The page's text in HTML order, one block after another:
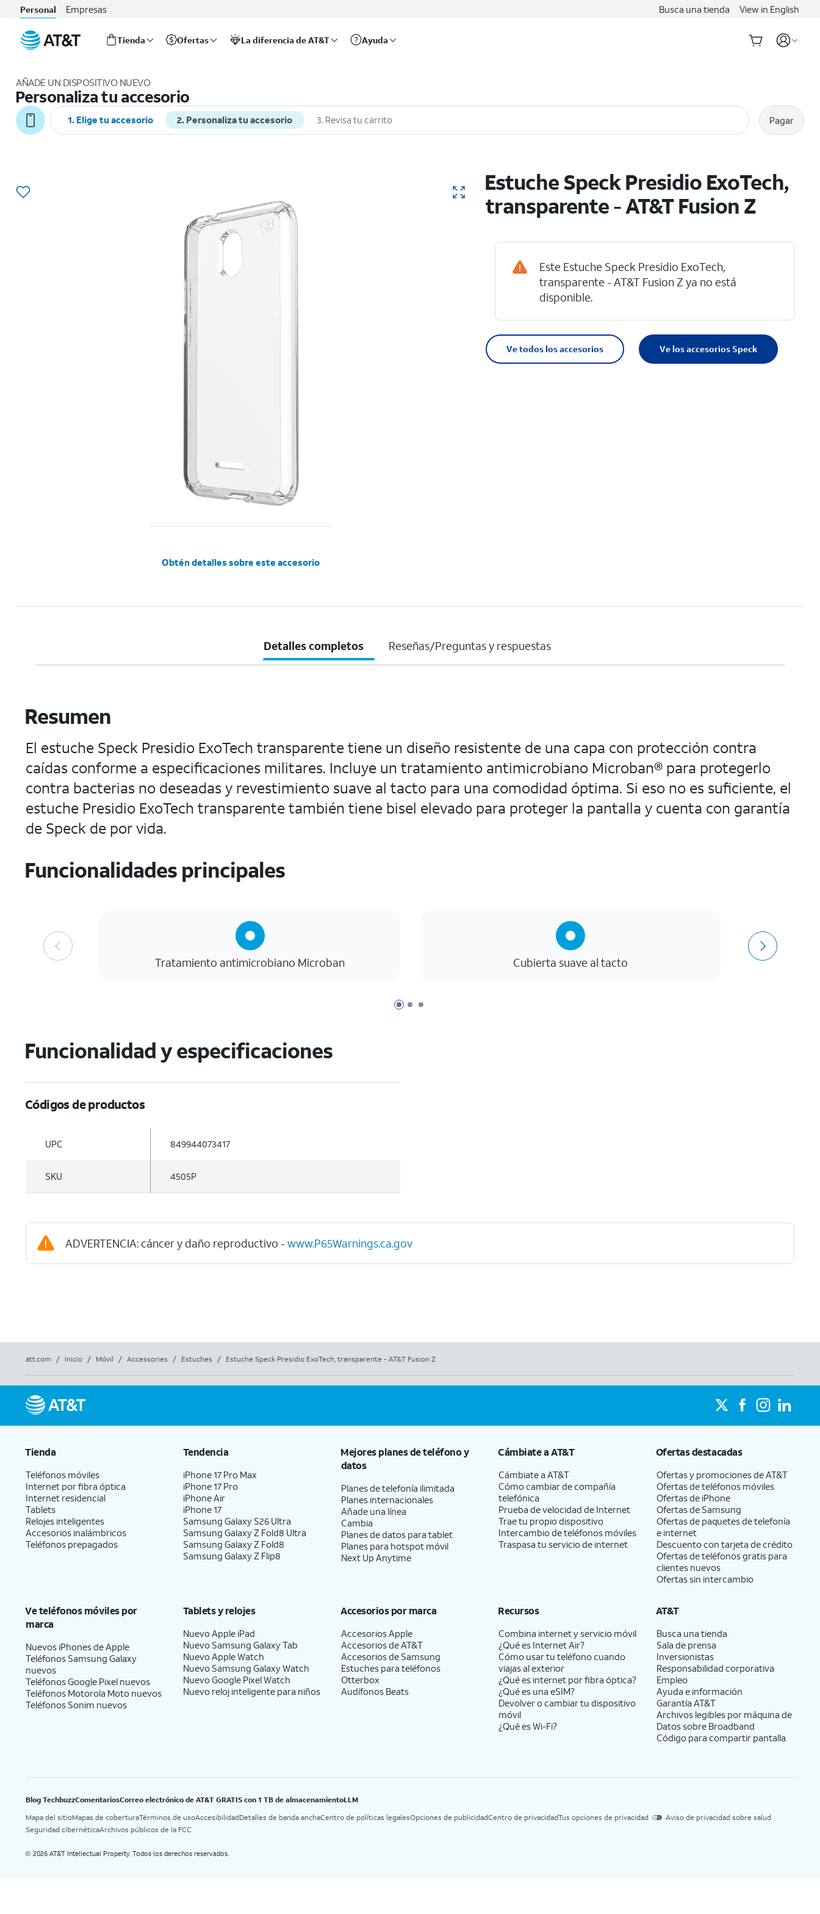
Personal Empresas Busca una tienda View in English
Tienda Ofertas La diferencia de AT&T Ayuda
AÑADE UN DISPOSITIVO NUEVO
Personaliza tu accesorio
1. Elige tu accesorio 2. Personaliza tu accesorio 3. Revisa tu carrito Pagar
Obtén detalles sobre este accesorio
Estuche Speck Presidio ExoTech,
transparente - AT&T Fusion Z
Este Estuche Speck Presidio ExoTech,
transparente - AT&T Fusion Z ya no está
disponible.
Ve todos los accesorios Ve los accesorios Speck
Detalles completos Reseñas/Preguntas y respuestas
Resumen
El estuche Speck Presidio ExoTech transparente tiene un diseño resistente de una capa con protección contra
caídas conforme a especificaciones militares. Incluye un tratamiento antimicrobiano Microban® para protegerlo
contra bacterias no deseadas y revestimiento suave al tacto para una comodidad óptima. Si eso no es suficiente, el
estuche Presidio ExoTech transparente también tiene bisel elevado para proteger la pantalla y cuenta con garantía
de Speck de por vida.
Funcionalidades principales
Página 1 de 3
Página 2 de 3
Página 3 de 3
Tratamiento antimicrobiano Microban Cubierta suave al tacto
Funcionalidad y especificaciones
Códigos de productos
UPC 849944073417
SKU 4505P
ADVERTENCIA: cáncer y daño reproductivo -www.P65Warnings.ca.gov
att.com / Inicio / Móvil / Accessories / Estuches / Estuche Speck Presidio ExoTech, transparente - AT&T Fusion Z
Tienda
Teléfonos móviles
Internet por fibra óptica
Internet residencial
Tablets
Relojes inteligentes
Accesorios inalámbricos
Teléfonos prepagados
Tendencia
iPhone 17 Pro Max
iPhone 17 Pro
iPhone Air
iPhone 17
Samsung Galaxy S26 Ultra
Samsung Galaxy Z Fold8 Ultra
Samsung Galaxy Z Fold8
Samsung Galaxy Z Flip8
Mejores planes de teléfono y
datos
Planes de telefonía ilimitada
Planes internacionales
Añade una línea
Cambia
Planes de datos para tablet
Planes para hotspot móvil
Next Up Anytime
Cámbiate aAT&T
Cámbiate aAT&T
Cómo cambiar de compañía
telefónica
Prueba de velocidad de Internet
Trae tu propio dispositivo
Intercambio de teléfonos móviles
Traspasa tu servicio de internet
Ofertas destacadas
Ofertas y promociones deAT&T
Ofertas de teléfonos móviles
Ofertas de iPhone
Ofertas de Samsung
Ofertas de paquetes de telefonía
e internet
Descuento con tarjeta de crédito
Ofertas de teléfonos gratis para
clientes nuevos
Ofertas sin intercambio
Ve teléfonos móviles por
marca
Nuevos iPhones de Apple
Teléfonos Samsung Galaxy
nuevos
Teléfonos Google Pixel nuevos
Teléfonos Motorola Moto nuevos
Teléfonos Sonim nuevos
Tablets y relojes
Nuevo Apple iPad
Nuevo Samsung Galaxy Tab
Nuevo Apple Watch
Nuevo Samsung Galaxy Watch
Nuevo Google Pixel Watch
Nuevo reloj inteligente para niños
Accesorios por marca
Accesorios Apple
Accesorios deAT&T
Accesorios de Samsung
Estuches para teléfonos
Otterbox
Audífonos Beats
Recursos
Combina internet y servicio móvil
¿Qué es Internet Air?
Cómo usar tu teléfono cuando
viajas al exterior
¿Qué es internet por fibra óptica?
¿Qué es una eSIM?
Devolver o cambiar tu dispositivo
móvil
¿Qué es Wi-Fi?
AT&T
Busca una tienda
Sala de prensa
Inversionistas
Responsabilidad corporativa
Empleo
Ayuda e información
Garantía AT&T
Archivos legibles por máquina de
Datos sobre Broadband
Código para compartir pantalla
Blog TechbuzzComentariosCorreo electrónico de AT&T GRATIS con 1 TB de almacenamientoLLM
Mapa del sitioMapas de coberturaTérminos de usoAccesibilidadDetalles de banda anchaCentro de políticas legalesOpciones de publicidadCentro de privacidadTus opciones de privacidad
Aviso de privacidad sobre salud
Seguridad cibernéticaArchivos públicos de la FCC
© 2026 AT&T Intellectual Property. Todos los derechos reservados.